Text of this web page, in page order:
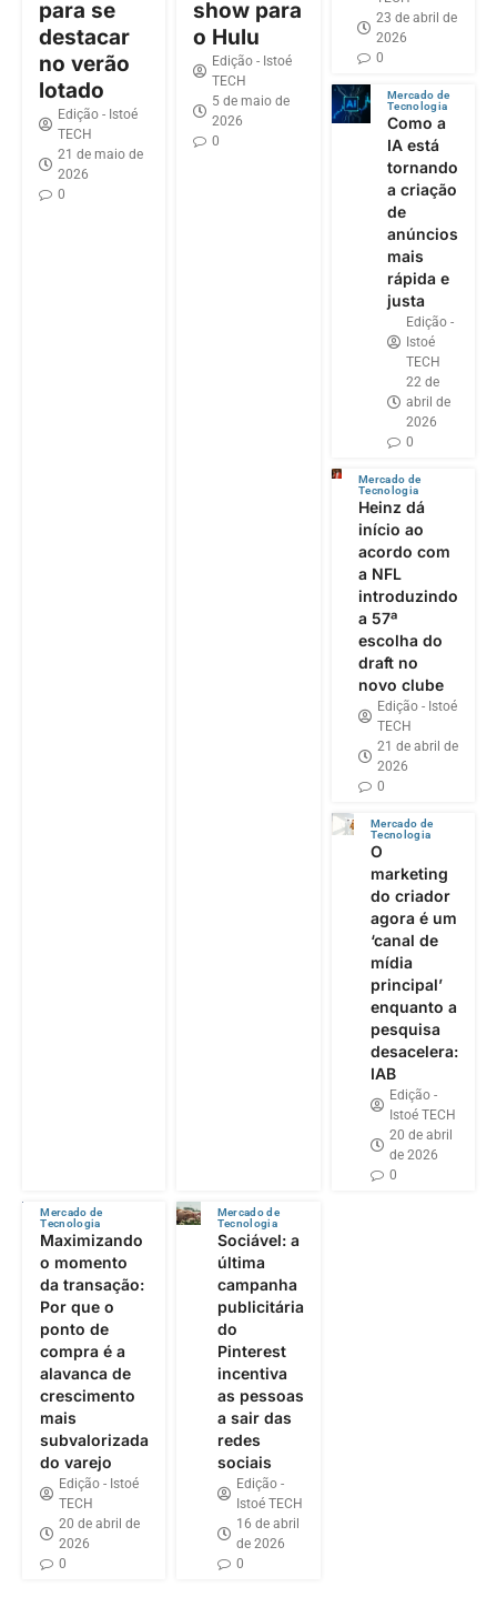
para se
destacar
no verão
lotado
Edição - Istoé
TECH
21 de maio de
2026
0
show para
o Hulu
Edição - Istoé
TECH
5 de maio de
2026
0
23 de abril de
2026
0
Mercado de
Tecnologia
Como a
IA está
tornando
a criação
de
anúncios
mais
rápida e
justa
Edição -
Istoé
TECH
22 de
abril de
2026
0
Mercado de
Tecnologia
Heinz dá
início ao
acordo com
a NFL
introduzindo
a 57ª
escolha do
draft no
novo clube
Edição - Istoé
TECH
21 de abril de
2026
0
Mercado de
Tecnologia
O
marketing
do criador
agora é um
‘canal de
mídia
principal’
enquanto a
pesquisa
desacelera:
IAB
Edição -
Istoé TECH
20 de abril
de 2026
0
Mercado de
Tecnologia
Maximizando
o momento
da transação:
Por que o
ponto de
compra é a
alavanca de
crescimento
mais
subvalorizada
do varejo
Edição - Istoé
TECH
20 de abril de
2026
0
Mercado de
Tecnologia
Sociável: a
última
campanha
publicitária
do
Pinterest
incentiva
as pessoas
a sair das
redes
sociais
Edição -
Istoé TECH
16 de abril
de 2026
0